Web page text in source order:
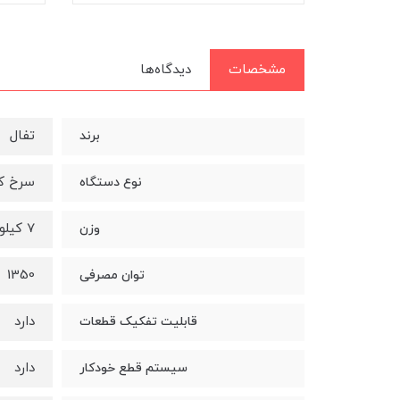
مشخصات دیدگاه‌ها
برند تفال
نوع دستگاه سرخ
وزن 7 کیلو
توان مصرفی 1350
قابلیت تفکیک قطعات دارد
سیستم قطع خودکار دارد